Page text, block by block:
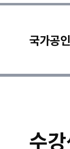
국가공
수